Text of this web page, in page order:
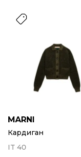
MARNI
Кардиган
IT 40